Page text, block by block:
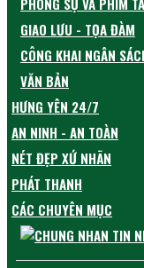
GIAO LƯU - TỌA ĐÀM
CÔNG KHAI NGÂN
VĂN BẢN
HƯNG YÊN 24/7
AN NINH - AN TOÀN
NÉT ĐẸP XỨ NHÃN
PHÁT THANH
CÁC CHUYÊN MỤC